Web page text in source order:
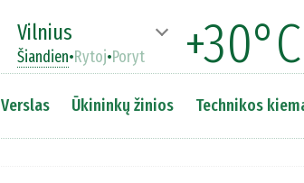
Vilnius +30°C
Šiandien•Rytoj•Poryt
Verslas Ūkininkų žinios Technikos